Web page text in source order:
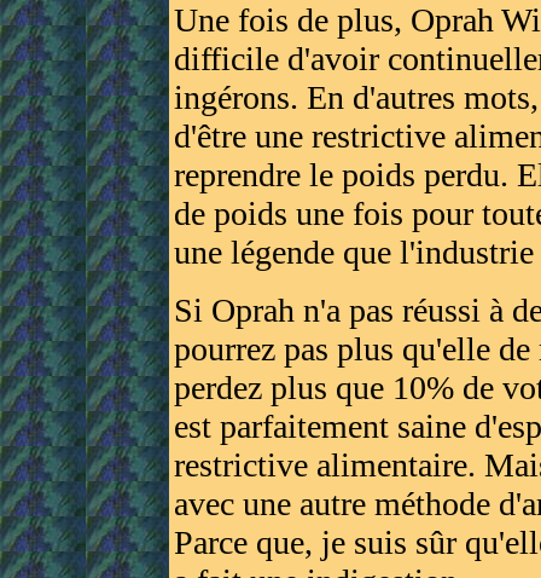
Une fois de plus, Oprah
difficile d'avoir
ingérons. En d'autres
d'être une restrictive
reprendre le poids perdu.
de poids une fois pour
une légende que
Si Oprah n'a pas réussi à
pourrez pas plus qu'elle
perdez plus que 10% de
est parfaitement saine
restrictive alimentaire.
avec une autre méthode
Parce que, je suis sûr